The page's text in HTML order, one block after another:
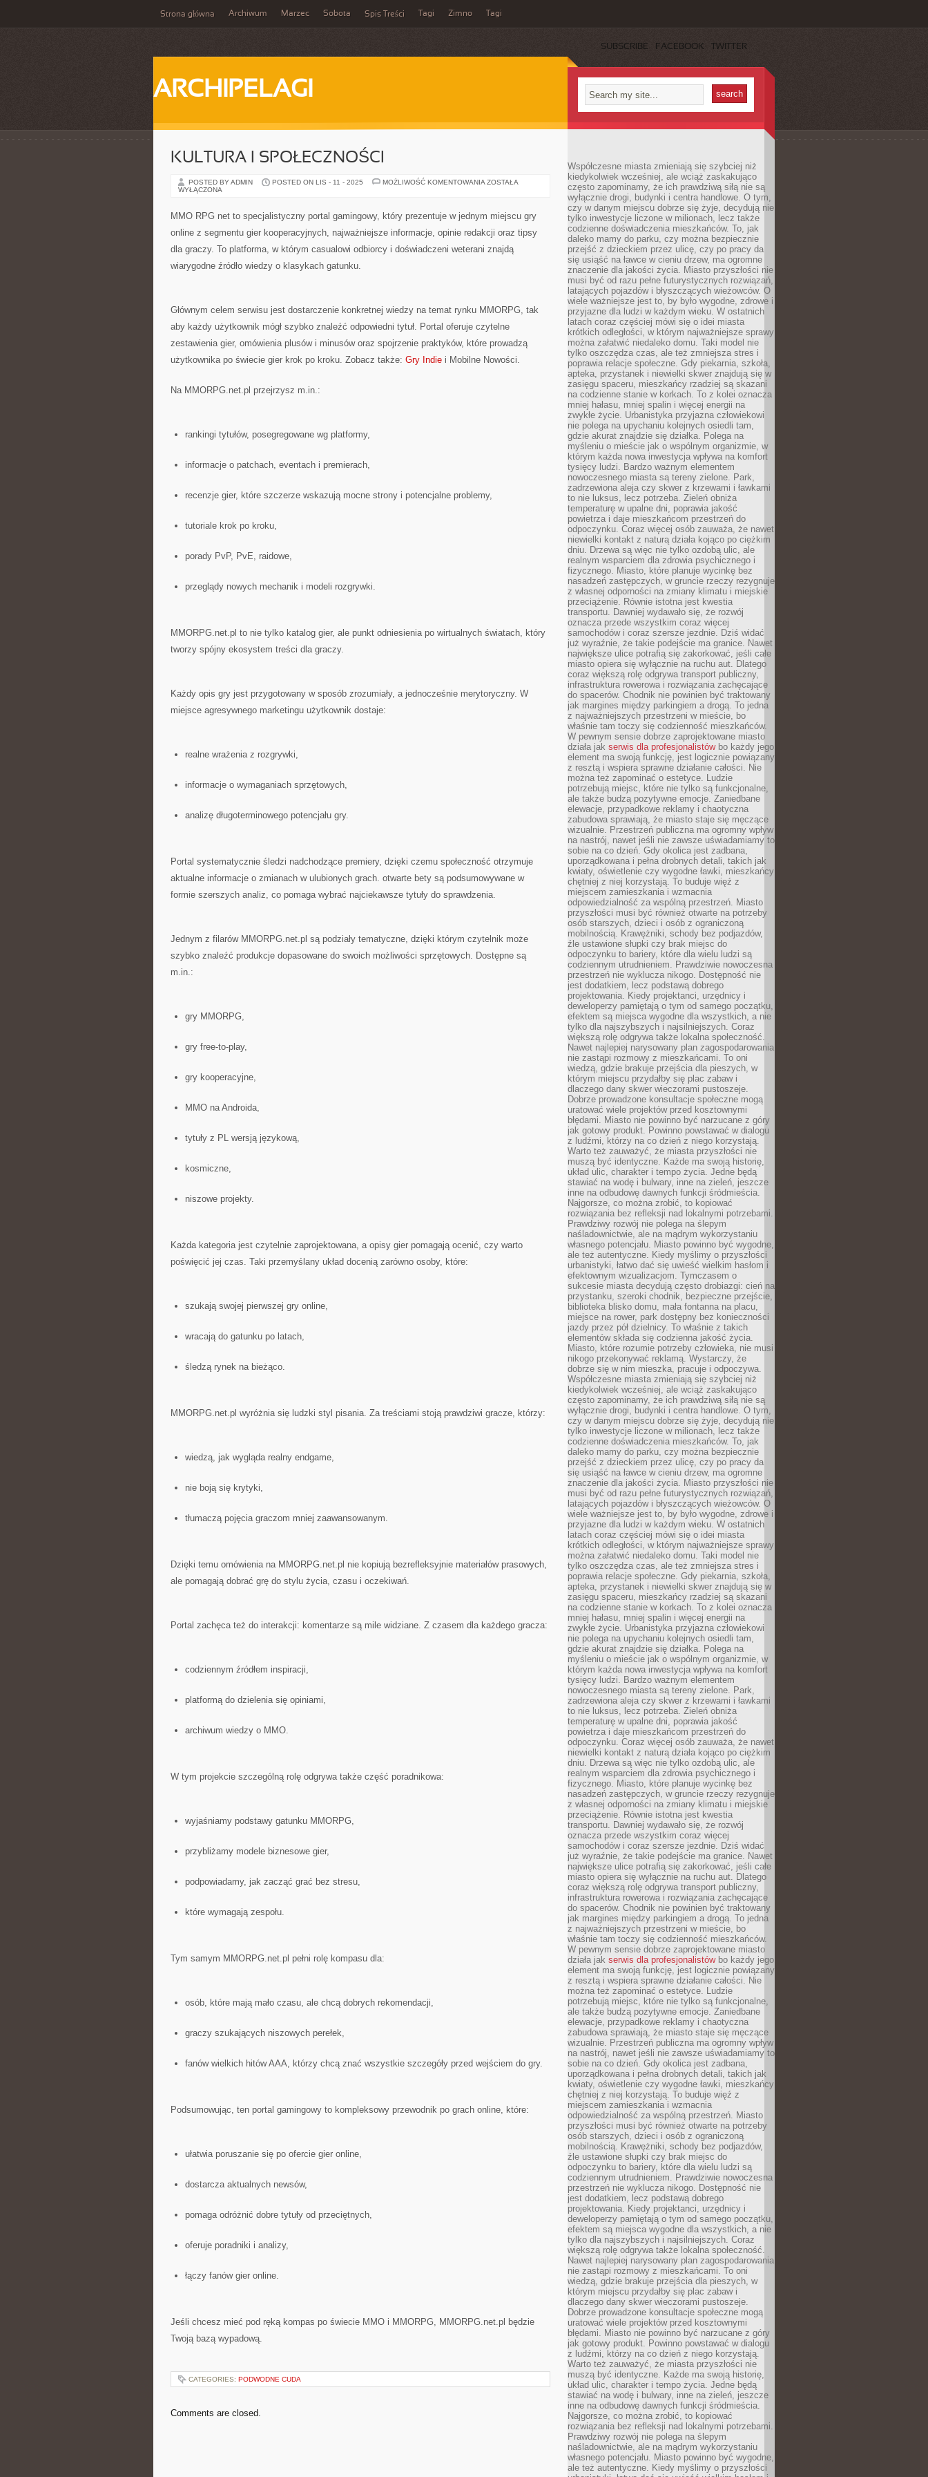
Strona główna Archiwum Marzec Sobota Spis Treści Tagi Zimno Tagi
SUBSCRIBE FACEBOOK TWITTER
ARCHIPELAGI
KULTURA I SPOŁECZNOŚCI
POSTED BY ADMIN POSTED ON LIS - 11 - 2025 MOŻLIWOŚĆ KOMENTOWANIA KULTURA
ZOSTAŁA
WYŁĄCZONA
MMO RPG net to specjalistyczny portal gamingowy, który prezentuje w jednym miejscu gry
online z segmentu gier kooperacyjnych, najważniejsze informacje, opinie redakcji oraz tipsy
dla graczy. To platforma, w którym casualowi odbiorcy i doświadczeni weterani znajdą
wiarygodne źródło wiedzy o klasykach gatunku.
Głównym celem serwisu jest dostarczenie konkretnej wiedzy na temat rynku MMORPG, tak
aby każdy użytkownik mógł szybko znaleźć odpowiedni tytuł. Portal oferuje czytelne
zestawienia gier, omówienia plusów i minusów oraz spojrzenie praktyków, które prowadzą
użytkownika po świecie gier krok po kroku. Zobacz także: Gry Indie i Mobilne Nowości.
Na MMORPG.net.pl przejrzysz m.in.:
rankingi tytułów, posegregowane wg platformy,
informacje o patchach, eventach i premierach,
recenzje gier, które szczerze wskazują mocne strony i potencjalne problemy,
tutoriale krok po kroku,
porady PvP, PvE, raidowe,
przeglądy nowych mechanik i modeli rozgrywki.
MMORPG.net.pl to nie tylko katalog gier, ale punkt odniesienia po wirtualnych światach, który
tworzy spójny ekosystem treści dla graczy.
Każdy opis gry jest przygotowany w sposób zrozumiały, a jednocześnie merytoryczny. W
miejsce agresywnego marketingu użytkownik dostaje:
realne wrażenia z rozgrywki,
informacje o wymaganiach sprzętowych,
analizę długoterminowego potencjału gry.
Portal systematycznie śledzi nadchodzące premiery, dzięki czemu społeczność otrzymuje
aktualne informacje o zmianach w ulubionych grach. otwarte bety są podsumowywane w
formie szerszych analiz, co pomaga wybrać najciekawsze tytuły do sprawdzenia.
Jednym z filarów MMORPG.net.pl są podziały tematyczne, dzięki którym czytelnik może
szybko znaleźć produkcje dopasowane do swoich możliwości sprzętowych. Dostępne są
m.in.:
gry MMORPG,
gry free-to-play,
gry kooperacyjne,
MMO na Androida,
tytuły z PL wersją językową,
kosmiczne,
niszowe projekty.
Każda kategoria jest czytelnie zaprojektowana, a opisy gier pomagają ocenić, czy warto
poświęcić jej czas. Taki przemyślany układ docenią zarówno osoby, które:
szukają swojej pierwszej gry online,
wracają do gatunku po latach,
śledzą rynek na bieżąco.
MMORPG.net.pl wyróżnia się ludzki styl pisania. Za treściami stoją prawdziwi gracze, którzy:
wiedzą, jak wygląda realny endgame,
nie boją się krytyki,
tłumaczą pojęcia graczom mniej zaawansowanym.
Dzięki temu omówienia na MMORPG.net.pl nie kopiują bezrefleksyjnie materiałów prasowych,
ale pomagają dobrać grę do stylu życia, czasu i oczekiwań.
Portal zachęca też do interakcji: komentarze są mile widziane. Z czasem dla każdego gracza:
codziennym źródłem inspiracji,
platformą do dzielenia się opiniami,
archiwum wiedzy o MMO.
W tym projekcie szczególną rolę odgrywa także część poradnikowa:
wyjaśniamy podstawy gatunku MMORPG,
przybliżamy modele biznesowe gier,
podpowiadamy, jak zacząć grać bez stresu,
które wymagają zespołu.
Tym samym MMORPG.net.pl pełni rolę kompasu dla:
osób, które mają mało czasu, ale chcą dobrych rekomendacji,
graczy szukających niszowych perełek,
fanów wielkich hitów AAA, którzy chcą znać wszystkie szczegóły przed wejściem do gry.
Podsumowując, ten portal gamingowy to kompleksowy przewodnik po grach online, które:
ułatwia poruszanie się po ofercie gier online,
dostarcza aktualnych newsów,
pomaga odróżnić dobre tytuły od przeciętnych,
oferuje poradniki i analizy,
łączy fanów gier online.
Jeśli chcesz mieć pod ręką kompas po świecie MMO i MMORPG, MMORPG.net.pl będzie
Twoją bazą wypadową.
CATEGORIES: PODWODNE CUDA
Comments are closed.
Współczesne miasta zmieniają się szybciej niż
kiedykolwiek wcześniej, ale wciąż zaskakująco
często zapominamy, że ich prawdziwą siłą nie są
wyłącznie drogi, budynki i centra handlowe. O tym,
czy w danym miejscu dobrze się żyje, decydują nie
tylko inwestycje liczone w milionach, lecz także
codzienne doświadczenia mieszkańców. To, jak
daleko mamy do parku, czy można bezpiecznie
przejść z dzieckiem przez ulicę, czy po pracy da
się usiąść na ławce w cieniu drzew, ma ogromne
znaczenie dla jakości życia. Miasto przyszłości nie
musi być od razu pełne futurystycznych rozwiązań,
latających pojazdów i błyszczących wieżowców. O
wiele ważniejsze jest to, by było wygodne, zdrowe i
przyjazne dla ludzi w każdym wieku. W ostatnich
latach coraz częściej mówi się o idei miasta
krótkich odległości, w którym najważniejsze sprawy
można załatwić niedaleko domu. Taki model nie
tylko oszczędza czas, ale też zmniejsza stres i
poprawia relacje społeczne. Gdy piekarnia, szkoła,
apteka, przystanek i niewielki skwer znajdują się w
zasięgu spaceru, mieszkańcy rzadziej są skazani
na codzienne stanie w korkach. To z kolei oznacza
mniej hałasu, mniej spalin i więcej energii na
zwykłe życie. Urbanistyka przyjazna człowiekowi
nie polega na upychaniu kolejnych osiedli tam,
gdzie akurat znajdzie się działka. Polega na
myśleniu o mieście jak o wspólnym organizmie, w
którym każda nowa inwestycja wpływa na komfort
tysięcy ludzi. Bardzo ważnym elementem
nowoczesnego miasta są tereny zielone. Park,
zadrzewiona aleja czy skwer z krzewami i ławkami
to nie luksus, lecz potrzeba. Zieleń obniża
temperaturę w upalne dni, poprawia jakość
powietrza i daje mieszkańcom przestrzeń do
odpoczynku. Coraz więcej osób zauważa, że nawet
niewielki kontakt z naturą działa kojąco po ciężkim
dniu. Drzewa są więc nie tylko ozdobą ulic, ale
realnym wsparciem dla zdrowia psychicznego i
fizycznego. Miasto, które planuje wycinkę bez
nasadzeń zastępczych, w gruncie rzeczy rezygnuje
z własnej odporności na zmiany klimatu i miejskie
przeciążenie. Równie istotna jest kwestia
transportu. Dawniej wydawało się, że rozwój
oznacza przede wszystkim coraz więcej
samochodów i coraz szersze jezdnie. Dziś widać
już wyraźnie, że takie podejście ma granice. Nawet
największe ulice potrafią się zakorkować, jeśli całe
miasto opiera się wyłącznie na ruchu aut. Dlatego
coraz większą rolę odgrywa transport publiczny,
infrastruktura rowerowa i rozwiązania zachęcające
do spacerów. Chodnik nie powinien być traktowany
jak margines między parkingiem a drogą. To jedna
z najważniejszych przestrzeni w mieście, bo
właśnie tam toczy się codzienność mieszkańców.
W pewnym sensie dobrze zaprojektowane miasto
działa jak serwis dla profesjonalistówbo każdy jego
element ma swoją funkcję, jest logicznie powiązany
z resztą i wspiera sprawne działanie całości. Nie
można też zapominać o estetyce. Ludzie
potrzebują miejsc, które nie tylko są funkcjonalne,
ale także budzą pozytywne emocje. Zaniedbane
elewacje, przypadkowe reklamy i chaotyczna
zabudowa sprawiają, że miasto staje się męczące
wizualnie. Przestrzeń publiczna ma ogromny wpływ
na nastrój, nawet jeśli nie zawsze uświadamiamy to
sobie na co dzień. Gdy okolica jest zadbana,
uporządkowana i pełna drobnych detali, takich jak
kwiaty, oświetlenie czy wygodne ławki, mieszkańcy
chętniej z niej korzystają. To buduje więź z
miejscem zamieszkania i wzmacnia
odpowiedzialność za wspólną przestrzeń. Miasto
przyszłości musi być również otwarte na potrzeby
osób starszych, dzieci i osób z ograniczoną
mobilnością. Krawężniki, schody bez podjazdów,
źle ustawione słupki czy brak miejsc do
odpoczynku to bariery, które dla wielu ludzi są
codziennym utrudnieniem. Prawdziwie nowoczesna
przestrzeń nie wyklucza nikogo. Dostępność nie
jest dodatkiem, lecz podstawą dobrego
projektowania. Kiedy projektanci, urzędnicy i
deweloperzy pamiętają o tym od samego początku,
efektem są miejsca wygodne dla wszystkich, a nie
tylko dla najszybszych i najsilniejszych. Coraz
większą rolę odgrywa także lokalna społeczność.
Nawet najlepiej narysowany plan zagospodarowania
nie zastąpi rozmowy z mieszkańcami. To oni
wiedzą, gdzie brakuje przejścia dla pieszych, w
którym miejscu przydałby się plac zabaw i
dlaczego dany skwer wieczorami pustoszeje.
Dobrze prowadzone konsultacje społeczne mogą
uratować wiele projektów przed kosztownymi
błędami. Miasto nie powinno być narzucane z góry
jak gotowy produkt. Powinno powstawać w dialogu
z ludźmi, którzy na co dzień z niego korzystają.
Warto też zauważyć, że miasta przyszłości nie
muszą być identyczne. Każde ma swoją historię,
układ ulic, charakter i tempo życia. Jedne będą
stawiać na wodę i bulwary, inne na zieleń, jeszcze
inne na odbudowę dawnych funkcji śródmieścia.
Najgorsze, co można zrobić, to kopiować
rozwiązania bez refleksji nad lokalnymi potrzebami.
Prawdziwy rozwój nie polega na ślepym
naśladownictwie, ale na mądrym wykorzystaniu
własnego potencjału. Miasto powinno być wygodne,
ale też autentyczne. Kiedy myślimy o przyszłości
urbanistyki, łatwo dać się uwieść wielkim hasłom i
efektownym wizualizacjom. Tymczasem o
sukcesie miasta decydują często drobiazgi: cień na
przystanku, szeroki chodnik, bezpieczne przejście,
biblioteka blisko domu, mała fontanna na placu,
miejsce na rower, park dostępny bez konieczności
jazdy przez pół dzielnicy. To właśnie z takich
elementów składa się codzienna jakość życia.
Miasto, które rozumie potrzeby człowieka, nie musi
nikogo przekonywać reklamą. Wystarczy, że
dobrze się w nim mieszka, pracuje i odpoczywa.
Współczesne miasta zmieniają się szybciej niż
kiedykolwiek wcześniej, ale wciąż zaskakująco
często zapominamy, że ich prawdziwą siłą nie są
wyłącznie drogi, budynki i centra handlowe. O tym,
czy w danym miejscu dobrze się żyje, decydują nie
tylko inwestycje liczone w milionach, lecz także
codzienne doświadczenia mieszkańców. To, jak
daleko mamy do parku, czy można bezpiecznie
przejść z dzieckiem przez ulicę, czy po pracy da
się usiąść na ławce w cieniu drzew, ma ogromne
znaczenie dla jakości życia. Miasto przyszłości nie
musi być od razu pełne futurystycznych rozwiązań,
latających pojazdów i błyszczących wieżowców. O
wiele ważniejsze jest to, by było wygodne, zdrowe i
przyjazne dla ludzi w każdym wieku. W ostatnich
latach coraz częściej mówi się o idei miasta
krótkich odległości, w którym najważniejsze sprawy
można załatwić niedaleko domu. Taki model nie
tylko oszczędza czas, ale też zmniejsza stres i
poprawia relacje społeczne. Gdy piekarnia, szkoła,
apteka, przystanek i niewielki skwer znajdują się w
zasięgu spaceru, mieszkańcy rzadziej są skazani
na codzienne stanie w korkach. To z kolei oznacza
mniej hałasu, mniej spalin i więcej energii na
zwykłe życie. Urbanistyka przyjazna człowiekowi
nie polega na upychaniu kolejnych osiedli tam,
gdzie akurat znajdzie się działka. Polega na
myśleniu o mieście jak o wspólnym organizmie, w
którym każda nowa inwestycja wpływa na komfort
tysięcy ludzi. Bardzo ważnym elementem
nowoczesnego miasta są tereny zielone. Park,
zadrzewiona aleja czy skwer z krzewami i ławkami
to nie luksus, lecz potrzeba. Zieleń obniża
temperaturę w upalne dni, poprawia jakość
powietrza i daje mieszkańcom przestrzeń do
odpoczynku. Coraz więcej osób zauważa, że nawet
niewielki kontakt z naturą działa kojąco po ciężkim
dniu. Drzewa są więc nie tylko ozdobą ulic, ale
realnym wsparciem dla zdrowia psychicznego i
fizycznego. Miasto, które planuje wycinkę bez
nasadzeń zastępczych, w gruncie rzeczy rezygnuje
z własnej odporności na zmiany klimatu i miejskie
przeciążenie. Równie istotna jest kwestia
transportu. Dawniej wydawało się, że rozwój
oznacza przede wszystkim coraz więcej
samochodów i coraz szersze jezdnie. Dziś widać
już wyraźnie, że takie podejście ma granice. Nawet
największe ulice potrafią się zakorkować, jeśli całe
miasto opiera się wyłącznie na ruchu aut. Dlatego
coraz większą rolę odgrywa transport publiczny,
infrastruktura rowerowa i rozwiązania zachęcające
do spacerów. Chodnik nie powinien być traktowany
jak margines między parkingiem a drogą. To jedna
z najważniejszych przestrzeni w mieście, bo
właśnie tam toczy się codzienność mieszkańców.
W pewnym sensie dobrze zaprojektowane miasto
działa jak serwis dla profesjonalistówbo każdy jego
element ma swoją funkcję, jest logicznie powiązany
z resztą i wspiera sprawne działanie całości. Nie
można też zapominać o estetyce. Ludzie
potrzebują miejsc, które nie tylko są funkcjonalne,
ale także budzą pozytywne emocje. Zaniedbane
elewacje, przypadkowe reklamy i chaotyczna
zabudowa sprawiają, że miasto staje się męczące
wizualnie. Przestrzeń publiczna ma ogromny wpływ
na nastrój, nawet jeśli nie zawsze uświadamiamy to
sobie na co dzień. Gdy okolica jest zadbana,
uporządkowana i pełna drobnych detali, takich jak
kwiaty, oświetlenie czy wygodne ławki, mieszkańcy
chętniej z niej korzystają. To buduje więź z
miejscem zamieszkania i wzmacnia
odpowiedzialność za wspólną przestrzeń. Miasto
przyszłości musi być również otwarte na potrzeby
osób starszych, dzieci i osób z ograniczoną
mobilnością. Krawężniki, schody bez podjazdów,
źle ustawione słupki czy brak miejsc do
odpoczynku to bariery, które dla wielu ludzi są
codziennym utrudnieniem. Prawdziwie nowoczesna
przestrzeń nie wyklucza nikogo. Dostępność nie
jest dodatkiem, lecz podstawą dobrego
projektowania. Kiedy projektanci, urzędnicy i
deweloperzy pamiętają o tym od samego początku,
efektem są miejsca wygodne dla wszystkich, a nie
tylko dla najszybszych i najsilniejszych. Coraz
większą rolę odgrywa także lokalna społeczność.
Nawet najlepiej narysowany plan zagospodarowania
nie zastąpi rozmowy z mieszkańcami. To oni
wiedzą, gdzie brakuje przejścia dla pieszych, w
którym miejscu przydałby się plac zabaw i
dlaczego dany skwer wieczorami pustoszeje.
Dobrze prowadzone konsultacje społeczne mogą
uratować wiele projektów przed kosztownymi
błędami. Miasto nie powinno być narzucane z góry
jak gotowy produkt. Powinno powstawać w dialogu
z ludźmi, którzy na co dzień z niego korzystają.
Warto też zauważyć, że miasta przyszłości nie
muszą być identyczne. Każde ma swoją historię,
układ ulic, charakter i tempo życia. Jedne będą
stawiać na wodę i bulwary, inne na zieleń, jeszcze
inne na odbudowę dawnych funkcji śródmieścia.
Najgorsze, co można zrobić, to kopiować
rozwiązania bez refleksji nad lokalnymi potrzebami.
Prawdziwy rozwój nie polega na ślepym
naśladownictwie, ale na mądrym wykorzystaniu
własnego potencjału. Miasto powinno być wygodne,
ale też autentyczne. Kiedy myślimy o przyszłości